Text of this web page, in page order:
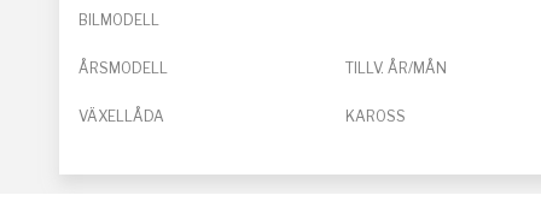
BILMODELL
ÅRSMODELL TILLV. ÅR/MÅN
VÄXELLÅDA KAROSS